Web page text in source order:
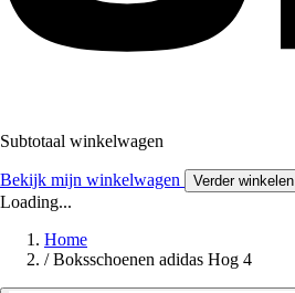
Subtotaal winkelwagen
Bekijk mijn winkelwagen Verder winkelen
Loading...
Home
/ Boksschoenen adidas Hog 4